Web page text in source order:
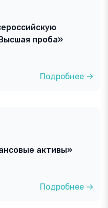
проба»
Подробнее →
активы»
Подробнее →